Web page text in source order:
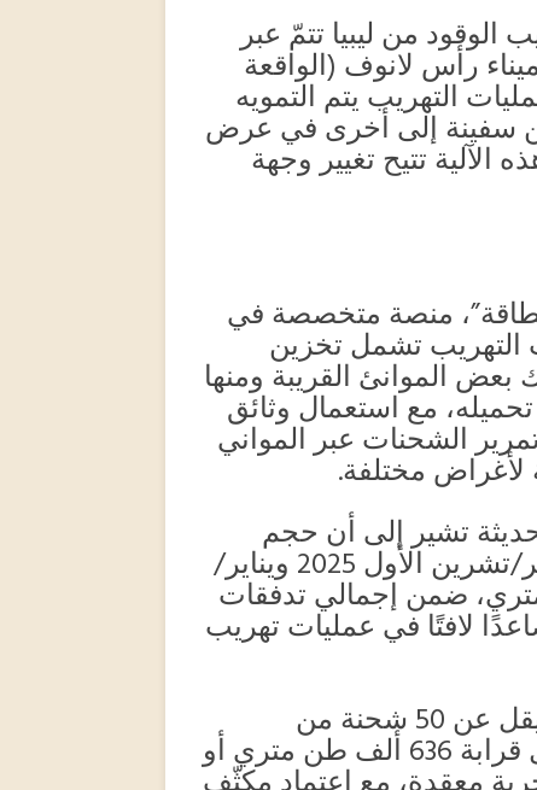
الوقود من ليبيا تتمّ عبر
رأس لانوف (الواقعة
التهريب يتم التمويه
سفينة إلى أخرى في عرض
تتيح تغيير وجهة
منصة متخصصة في
التهريب تشمل تخزين
بعض الموانئ القريبة ومنها
مع استعمال وثائق
الشحنات عبر المواني
لأغراض مختلفة.
تشير إلى أن حجم
الديزل المهرب من ميناء بنغازي بين أكتوبر/تشرين الأول 2025 ويناير/
بلغ نحو 578 ألف طن متري، ضمن إجمالي تدفقات
تصاعدًا لافتًا في عمليات تهريب
كما رُصدت عمليات إضافية تضمنت ما لا يقل عن 50 شحنة من
المنتجات المكررة غير القانونية، بما يعادل قرابة 636 ألف طن متري أو